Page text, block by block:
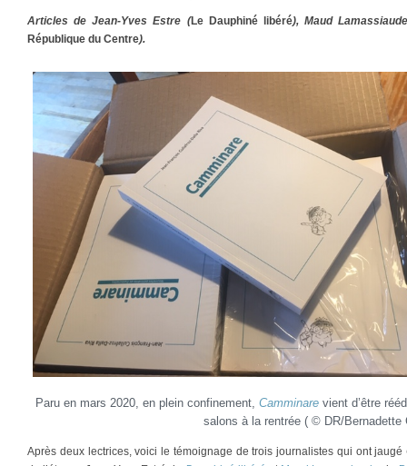
Articles de Jean-Yves Estre (Le Dauphiné libéré), Maud
République du Centre).
Paru en mars 2020, en plein confinement, Camminare vient d’être
salons à la rentrée ( © DR/Bernadette
Après deux lectrices, voici le témoignage de trois journalistes qui ont jaugé